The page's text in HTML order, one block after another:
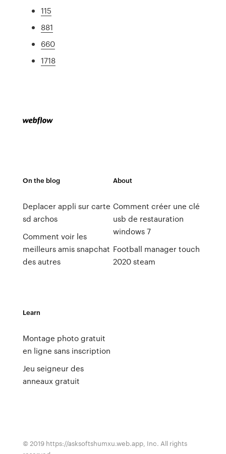
115
881
660
1718
On the blog
Deplacer appli sur carte
sd archos
Comment voir les
meilleurs amis snapchat
des autres
About
Comment créer une clé
usb de restauration
windows 7
Football manager touch
2020 steam
Learn
Montage photo gratuit
en ligne sans inscription
Jeu seigneur des
anneaux gratuit
© 2019 https://asksoftshumxu.web.app, Inc. All rights